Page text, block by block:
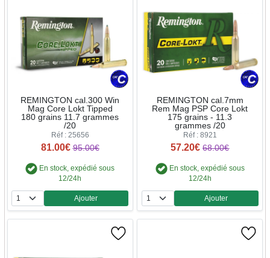
REMINGTON cal.300 Win
Mag Core Lokt Tipped
180 grains 11.7 grammes
/20
Réf : 25656
81.00€ 95.00€
En stock, expédié sous
12/24h
Quantité
Ajouter
REMINGTON cal.7mm
Rem Mag PSP Core Lokt
175 grains - 11.3
grammes /20
Réf : 8921
57.20€ 68.00€
En stock, expédié sous
12/24h
Quantité
Ajouter